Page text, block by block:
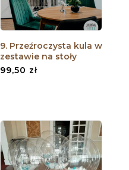
9. Przeźroczysta kula w
zestawie na stoły
99,50 zł